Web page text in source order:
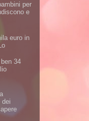
per
e
euro in
34
dei